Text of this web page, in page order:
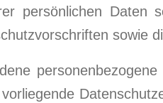
persönlichen Daten
sowie